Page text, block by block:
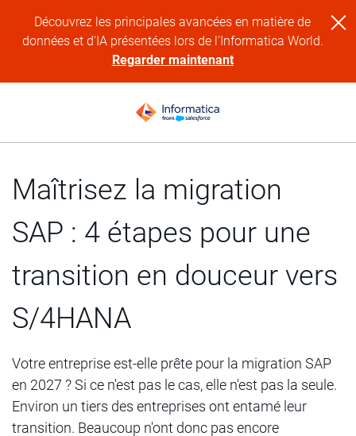
Découvrez les principales avancées en matière de
données et d'IA présentées lors de l'Informatica World.
Regarder maintenant
Maîtrisez la migration
SAP : 4 étapes pour une
transition en douceur vers
S/4HANA
Votre entreprise est-elle prête pour la migration SAP
en 2027 ? Si ce n'est pas le cas, elle n'est pas la seule.
Environ un tiers des entreprises ont entamé leur
transition. Beaucoup n'ont donc pas encore